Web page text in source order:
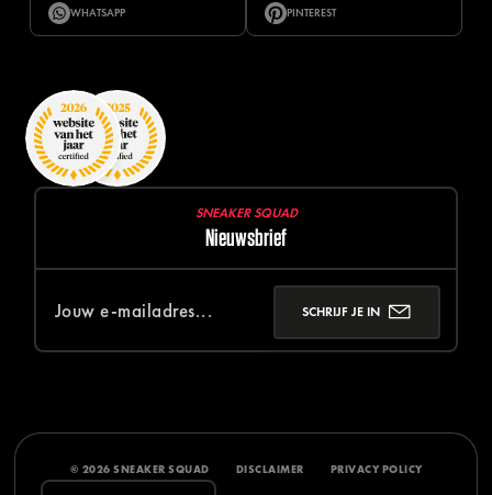
WHATSAPP PINTEREST
SNEAKER SQUAD
Nieuwsbrief
SCHRIJF JE IN
© 2026 SNEAKER SQUAD DISCLAIMER PRIVACY POLICY